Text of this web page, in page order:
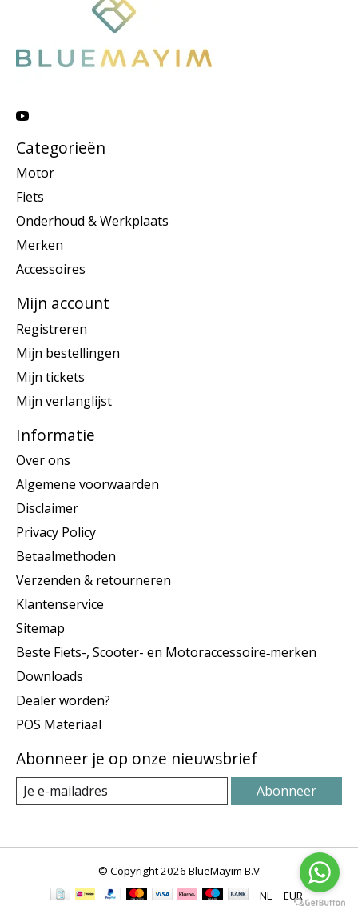
Categorieën
Motor
Fiets
Onderhoud & Werkplaats
Merken
Accessoires
Mijn account
Registreren
Mijn bestellingen
Mijn tickets
Mijn verlanglijst
Informatie
Over ons
Algemene voorwaarden
Disclaimer
Privacy Policy
Betaalmethoden
Verzenden & retourneren
Klantenservice
Sitemap
Beste Fiets-, Scooter- en Motoraccessoire‑merken
Downloads
Dealer worden?
POS Materiaal
Abonneer je op onze nieuwsbrief
Abonneer
© Copyright 2026 BlueMayim B.V
NL
EUR